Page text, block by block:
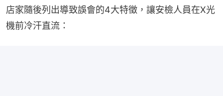
店家隨後列出導致誤會的4大特徵，讓安檢人員在X光
機前冷汗直流：